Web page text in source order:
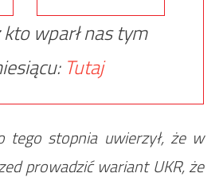
wparł nas tym
Tutaj
stopnia uwierzył, że w
prowadzić wariant UKR, że